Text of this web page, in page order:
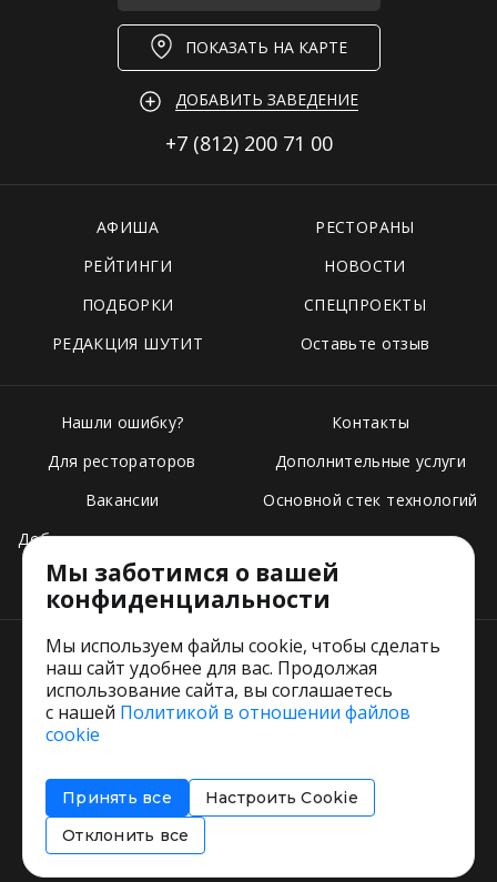
ПОКАЗАТЬ НА КАРТЕ
ДОБАВИТЬ ЗАВЕДЕНИЕ
+7 (812) 200 71 00
АФИША
РЕСТОРАНЫ
РЕЙТИНГИ
НОВОСТИ
ПОДБОРКИ
СПЕЦПРОЕКТЫ
РЕДАКЦИЯ ШУТИТ
Оставьте отзыв
Нашли ошибку?
Для рестораторов
Вакансии
Добавить свое заведение
Тарифы
Контакты
Дополнительные услуги
Основной стек технологий
Пользовательское соглашение
Соглашение об информировании
Политика использования cookies
Мы заботимся о вашей
конфиденциальности
Мы используем файлы cookie, чтобы сделать
наш сайт удобнее для вас. Продолжая
использование сайта, вы соглашаетесь
с нашей Политикой в отношении файлов
cookie
Принять все
Настроить Cookie
Отклонить все